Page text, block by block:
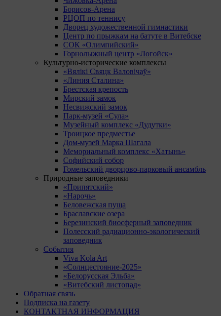
Борисов-Арена
РЦОП по теннису
Дворец художественной гимнастики
Центр по прыжкам на батуте в Витебске
СОК «Олимпийский»
Горнолыжный центр «Логойск»
Культурно-исторические комплексы
«Вялікі Свяцк Валовічаў»
«Линия Сталина»
Брестская крепость
Мирский замок
Несвижский замок
Парк-музей «Сула»
Музейный комплекс «Дудутки»
Троицкое предместье
Дом-музей Марка Шагала
Мемориальный комплекс «Хатынь»
Софийский собор
Гомельский дворцово-парковый ансамбль
Природные заповедники
«Припятский»
«Нарочь»
Беловежская пуща
Браславские озера
Березинский биосферный заповедник
Полесский радиационно-экологический
заповедник
События
Viva Kola Art
«Солнцестояние-2025»
«Белорусская Эльба»
«Витебский листопад»
Обратная связь
Подписка на газету
КОНТАКТНАЯ ИНФОРМАЦИЯ